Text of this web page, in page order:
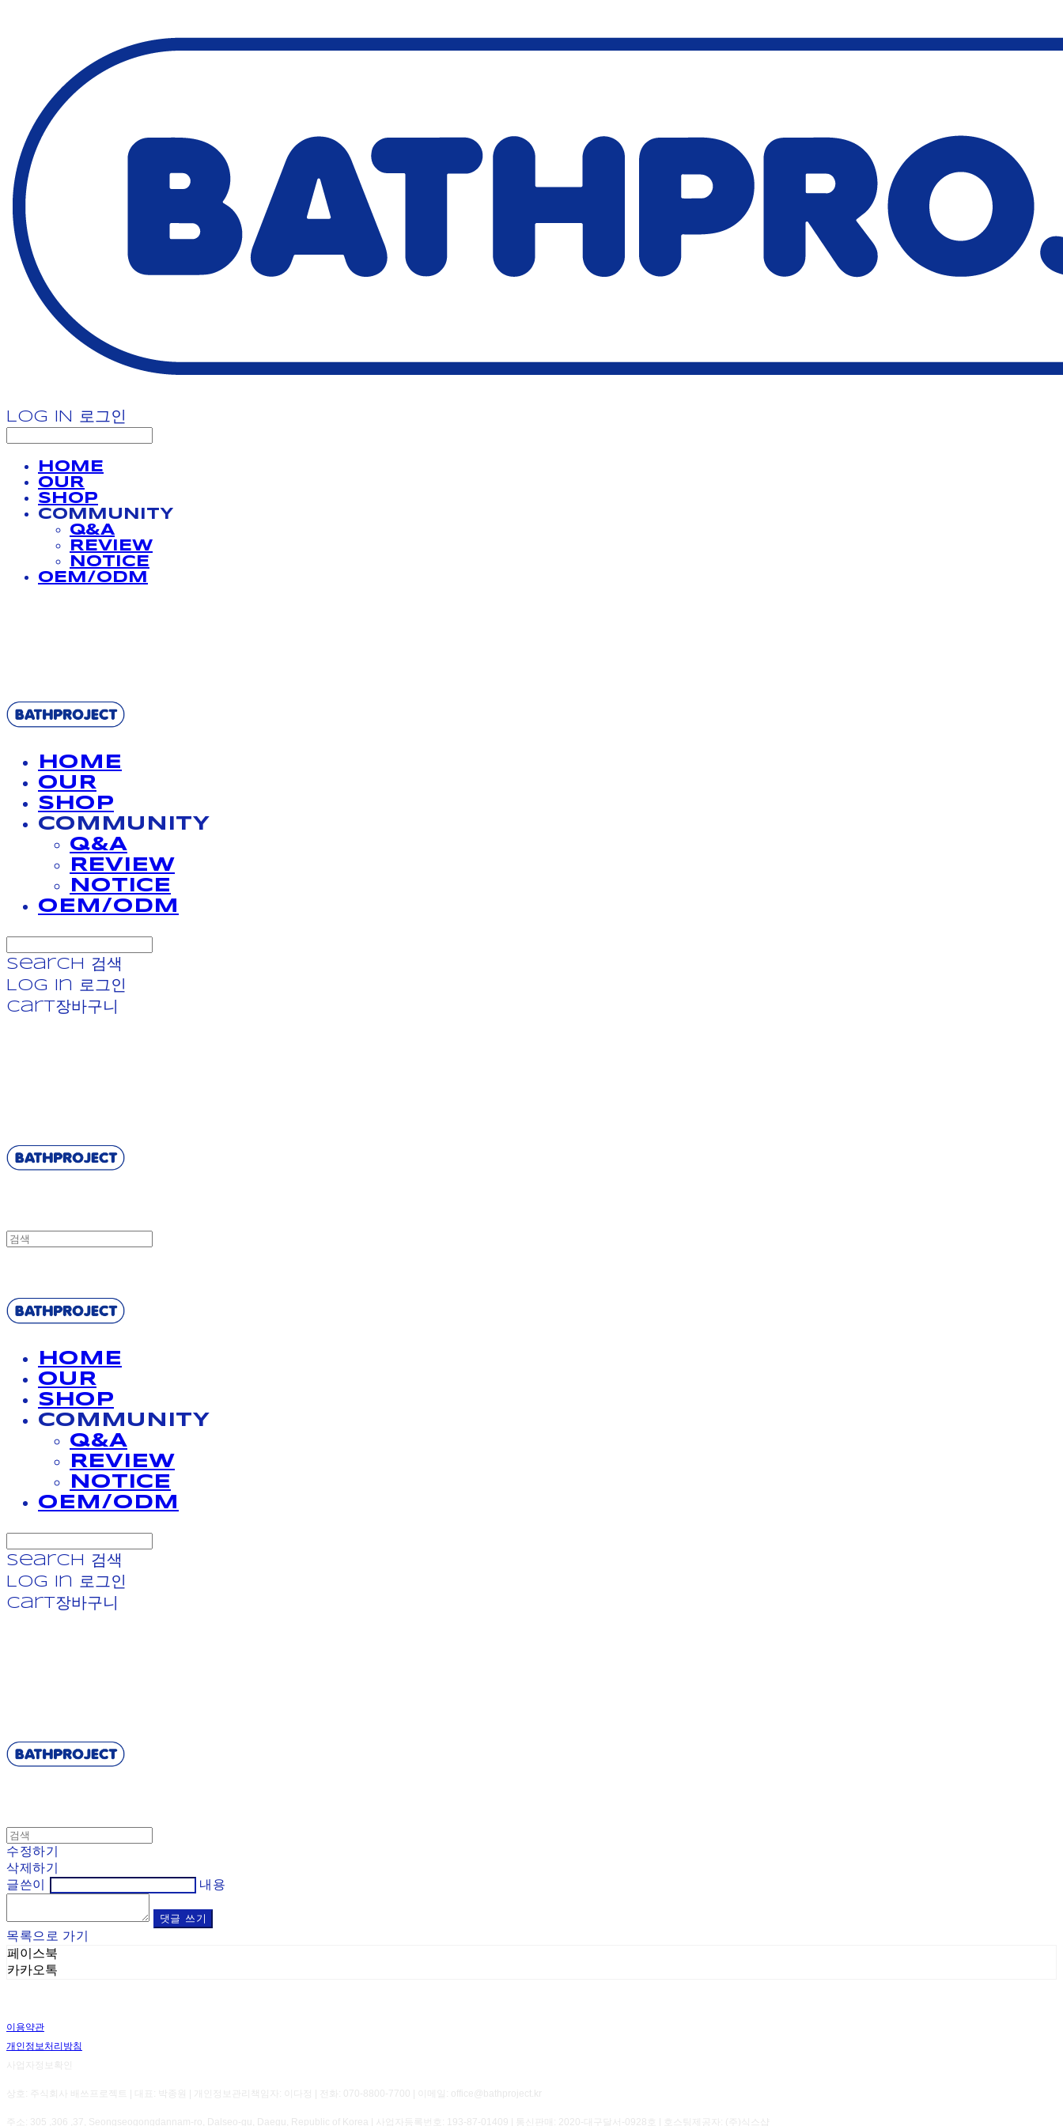
LOG IN 로그인
HOME
OUR
SHOP
COMMUNITY
Q&A
REVIEW
NOTICE
OEM/ODM
HOME
OUR
SHOP
COMMUNITY
Q&A
REVIEW
NOTICE
OEM/ODM
Search
검색
Log In
로그인
Cart장바구니
HOME
OUR
SHOP
COMMUNITY
Q&A
REVIEW
NOTICE
OEM/ODM
Search
검색
Log In
로그인
Cart장바구니
수정하기
삭제하기
글쓴이
내용
댓글 쓰기
목록으로 가기
페이스북
카카오톡
이용약관
개인정보처리방침
사업자정보확인
상호: 주식회사 배쓰프로젝트 | 대표: 박종원 | 개인정보관리책임자: 이다정 | 전화: 070-8800-7700 | 이메일: office@bathproject.kr
주소: 305 ,306 ,37, Seongseogongdannam-ro, Dalseo-gu, Daegu, Republic of Korea | 사업자등록번호: 193-87-01409 2020-대구달서-0928호 | 호스팅제공자: (주)식스샵